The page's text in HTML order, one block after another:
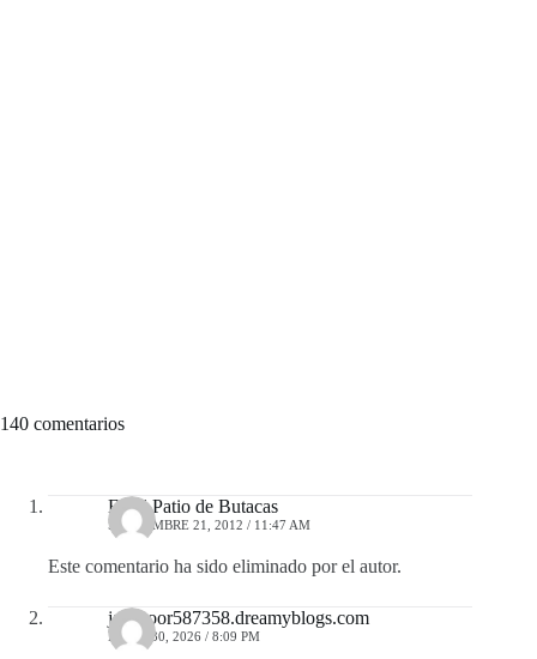
140 comentarios
En el Patio de Butacas
SEPTIEMBRE 21, 2012 / 11:47 AM
Este comentario ha sido eliminado por el autor.
janezoor587358.dreamyblogs.com
MAYO 30, 2026 / 8:09 PM